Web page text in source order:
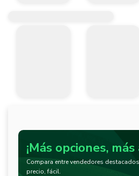
¡Más opciones,
Compara entre vendedores
precio, fácil.